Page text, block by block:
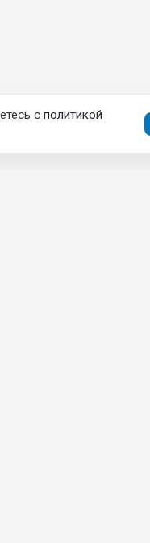
с политикой